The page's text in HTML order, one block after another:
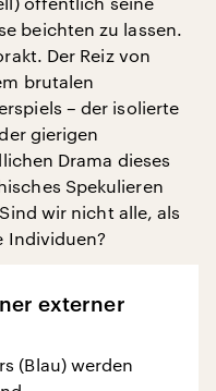
beichten zu lassen.
Der Reiz von
brutalen
– der isolierte
gierigen
Drama dieses
Spekulieren
wir nicht alle, als
Individuen?
externer
(Blau) werden